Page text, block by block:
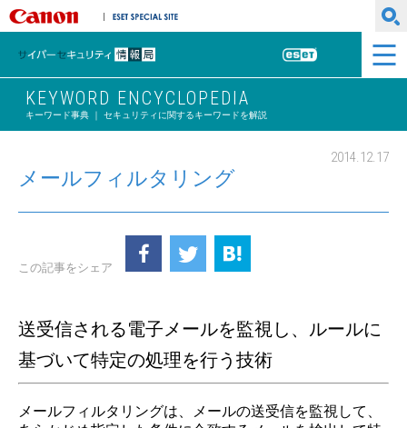
キヤノンマーケティングジャパン株式会社
サイバーセキュリティ情報局
ESET
KEYWORD ENCYCLOPEDIA
キーワード事典 ｜ セキュリティに関するキーワードを解説
2014.12.17
メールフィルタリング
この記事をシェア
送受信される電子メールを監視し、ルールに
基づいて特定の処理を行う技術
メールフィルタリングは、メールの送受信を監視して、